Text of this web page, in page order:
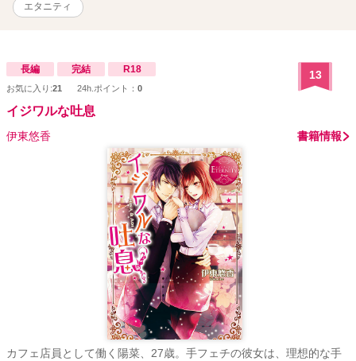
エタニティ
長編 完結 R18
お気に入り:21 24h.ポイント： 0
13
イジワルな吐息
伊東悠香 書籍情報
カフェ店員として働く陽菜、27歳。手フェチの彼女は、理想的な手